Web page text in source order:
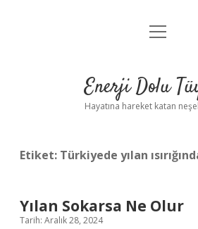
Anasayfa
Yasal Uyarı
menüyü
Enerji Dolu
Hayatına hareket katan
Etiket: Türkiyede yılan
Yılan Sokarsa Ne Olur
Tarih: Aralık 28, 2024